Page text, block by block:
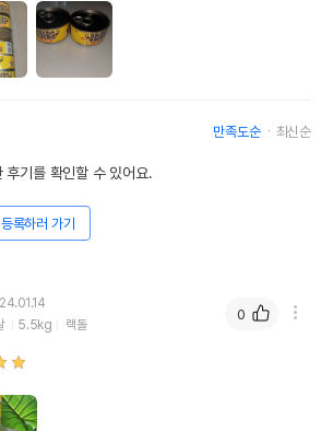
만족도순 최신순
후기를 확인할 수 있어요.
록하러 가기
5.5kg 랙돌
0